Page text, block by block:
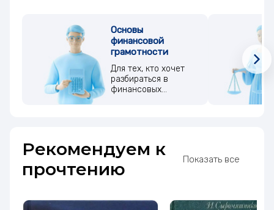
Основы
финансовой
грамотности
Для тех, кто хочет
разбираться в
финансовых
Рекомендуем к
прочтению
Показать все